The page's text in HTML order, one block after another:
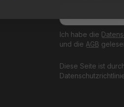
Diese Seite ist
Ich habe die
und die AGB